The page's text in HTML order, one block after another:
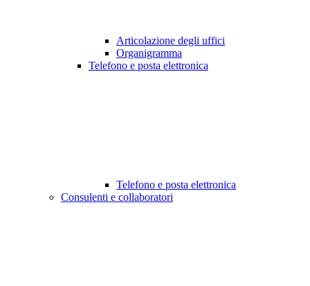
Articolazione degli uffici
Organigramma
Telefono e posta elettronica
Telefono e posta elettronica
Consulenti e collaboratori